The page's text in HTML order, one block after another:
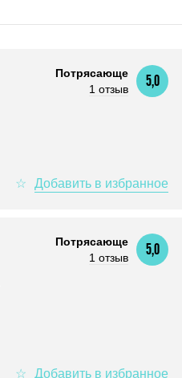
Потрясающе
1 отзыв
5,0
Потрясающе
1 отзыв
5,0